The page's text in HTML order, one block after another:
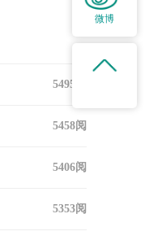
5495阅
5458阅
5406阅
5353阅
微博